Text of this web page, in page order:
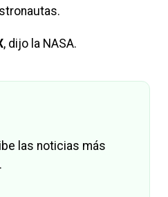
, dijo la NASA.
las noticias más